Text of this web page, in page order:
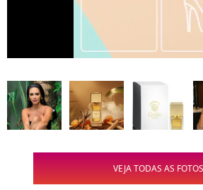
VEJA TODAS AS FOTOS